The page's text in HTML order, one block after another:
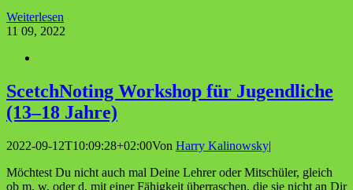
Weiterlesen
11 09, 2022
Scetch­Not­ing Work­shop für Jugend­li­che
(13–18 Jahre)
2022-09-12T10:09:28+02:00Von Harry Kalinowsky|
Möchtest Du nicht auch mal Deine Lehrer oder Mitschüler, gleich
ob m, w, oder d, mit einer Fähigkeit überraschen, die sie nicht an Dir